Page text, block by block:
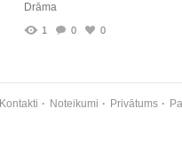
Drāma
1 0 0
Kontakti Noteikumi Privātums